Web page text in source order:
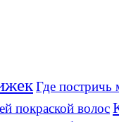
Где постричь
покраской волос